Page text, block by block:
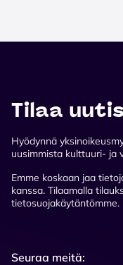
Tilaa
Hyödynnä
uusimmista kulttuuri- ja
Emme koskaan jaa
kanssa. Tilaamalla
tietosuojakäytäntömme.
Seuraa meitä: